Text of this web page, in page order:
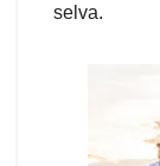
selva.